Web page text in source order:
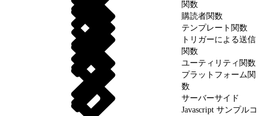
関数
購読者関数
テンプレート関数
トリガーによる送信
関数
ユーティリティ関数
プラットフォーム関
数
サーバーサイド
Javascript サンプルコ